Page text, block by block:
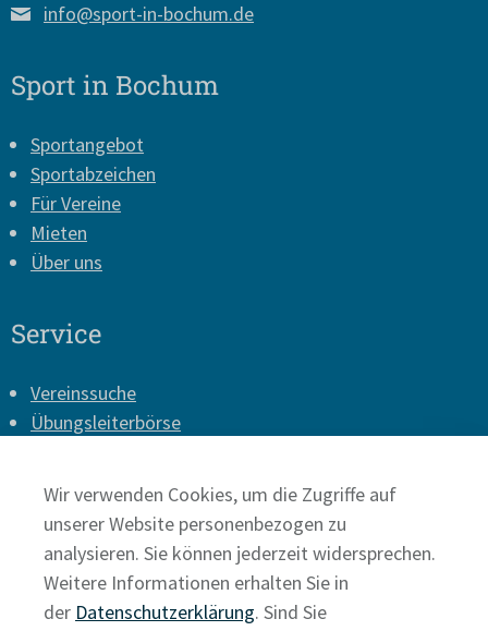
info@sport-in-bochum.de
Sport in Bochum
Sportangebot
Sportabzeichen
Für Vereine
Mieten
Über uns
Service
Vereinssuche
Übungsleiterbörse
Presse
Datenschutz
Wir verwenden Cookies, um die Zugriffe auf
unserer Website personenbezogen zu
analysieren. Sie können jederzeit widersprechen.
Weitere Informationen erhalten Sie in
der Datenschutzerklärung. Sind Sie